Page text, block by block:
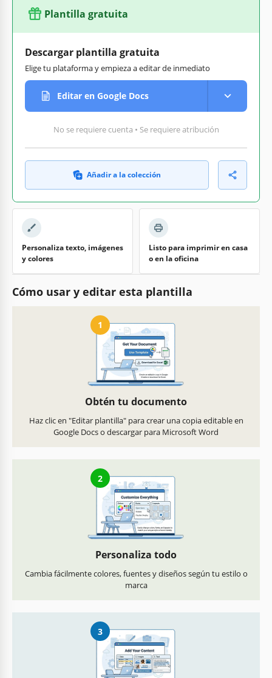
Plantilla gratuita
Descargar plantilla gratuita
Elige tu plataforma y empieza a editar de inmediato
Editar en Google Docs
No se requiere cuenta • Se requiere atribución
Añadir a la colección
Personaliza texto, imágenes
y colores
Listo para imprimir en casa
o en la oficina
Cómo usar y editar esta plantilla
1
Obtén tu documento
Haz clic en "Editar plantilla" para crear una copia editable en
Google Docs o descargar para Microsoft Word
2
Personaliza todo
Cambia fácilmente colores, fuentes y diseños según tu estilo o
marca
3